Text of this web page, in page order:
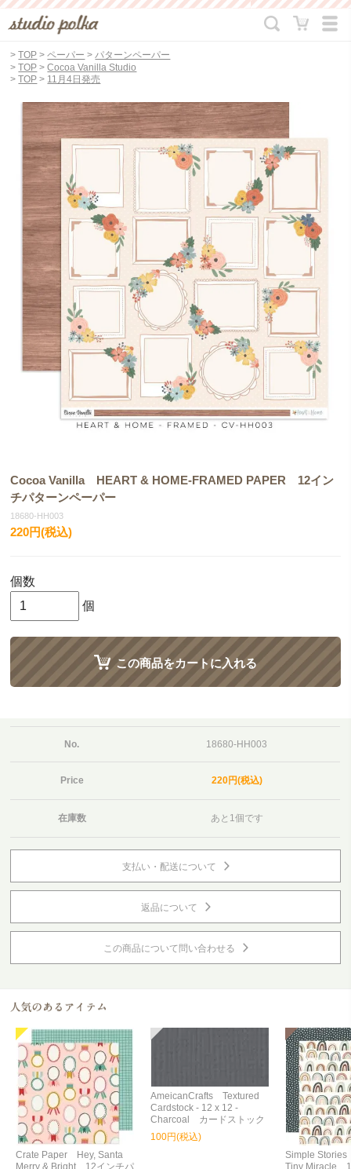
>TOP >ペーパー >パターンペーパー
>TOP >Cocoa Vanilla Studio
>TOP > 11月4日発売
Cocoa Vanilla HEART & HOME-FRAMED PAPER 12イン
チパターンペーパー
18680-HH003
220円(税込)
個数
個
この商品をカートに入れる
No. 18680-HH003
Price 220円(税込)
在庫数 あと1個です
支払い・配送について
返品について
この商品について問い合わせる
Crate Paper Hey, Santa
Merry & Bright 12インチパ
AmeicanCrafts Textured
Cardstock - 12 x 12 -
Charcoal カードストック
100円(税込)
Simple
Tiny Miracle